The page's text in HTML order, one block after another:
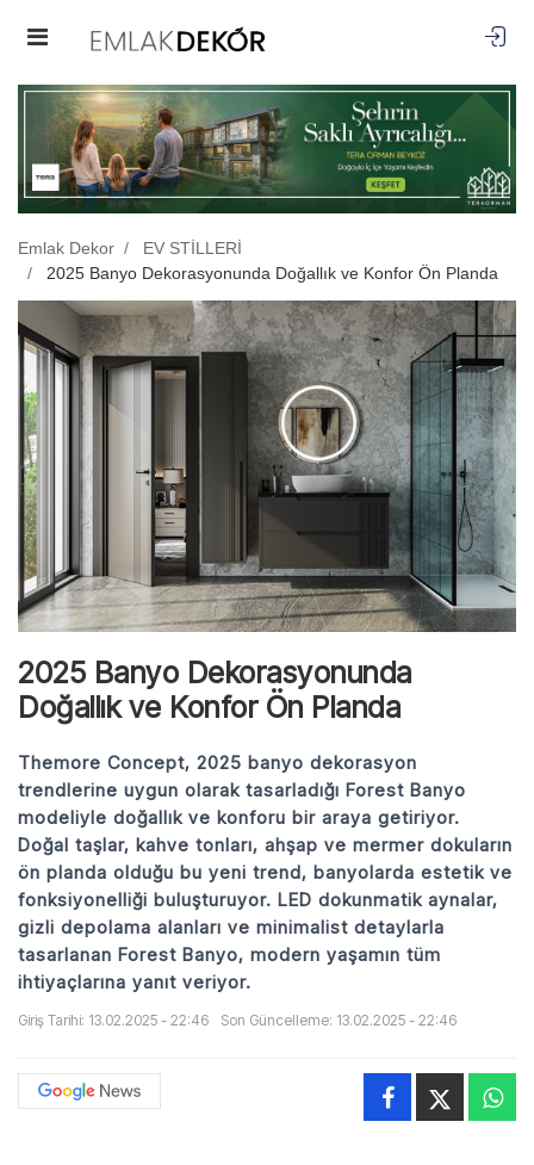
Emlak Dekor
EV STİLLERİ
2025 Banyo Dekorasyonunda Doğallık ve Konfor Ön Planda
2025 Banyo Dekorasyonunda
Doğallık ve Konfor Ön Planda
Themore Concept, 2025 banyo dekorasyon
trendlerine uygun olarak tasarladığı Forest Banyo
modeliyle doğallık ve konforu bir araya getiriyor.
Doğal taşlar, kahve tonları, ahşap ve mermer dokuların
ön planda olduğu bu yeni trend, banyolarda estetik ve
fonksiyonelliği buluşturuyor. LED dokunmatik aynalar,
gizli depolama alanları ve minimalist detaylarla
tasarlanan Forest Banyo, modern yaşamın tüm
ihtiyaçlarına yanıt veriyor.
Giriş Tarihi: 13.02.2025 - 22:46 Son Güncelleme: 13.02.2025 - 22:46